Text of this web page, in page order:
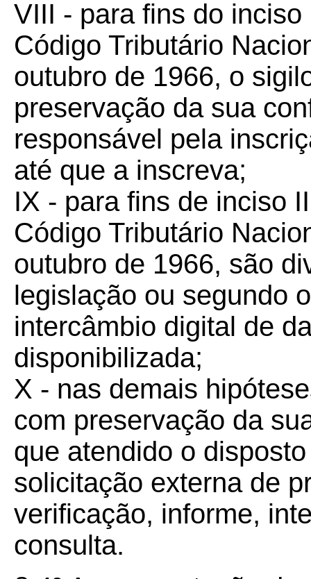
VIII - para fins do
Código Tributário
outubro de 1966, o
preservação da sua
responsável pela
até que a inscreva;
IX - para fins de inciso
Código Tributário
outubro de 1966, são
legislação ou segundo
intercâmbio digital de
disponibilizada;
X - nas demais
com preservação da
que atendido o
solicitação externa de
verificação, informe,
consulta.